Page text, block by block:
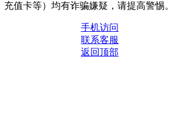
值卡等）均有诈骗嫌疑，请提⾼警惕。
手机访问
联系客服
返回顶部